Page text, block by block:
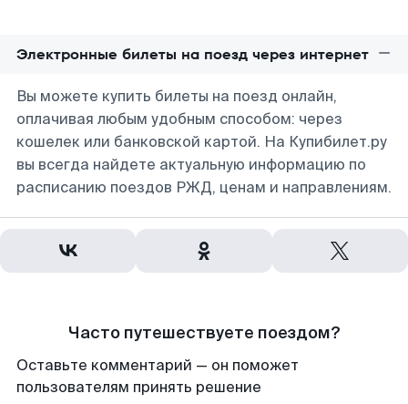
Электронные билеты на поезд через интернет
Вы можете купить билеты на поезд онлайн,
оплачивая любым удобным способом: через
кошелек или банковской картой. На Купибилет.ру
вы всегда найдете актуальную информацию по
расписанию поездов РЖД, ценам и направлениям.
Часто путешествуете поездом?
Оставьте комментарий — он поможет
пользователям принять решение